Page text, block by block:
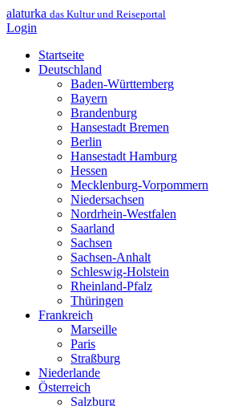
alaturka das Kultur und Reiseportal
Login
Startseite
Deutschland
Baden-Württemberg
Bayern
Brandenburg
Hansestadt Bremen
Berlin
Hansestadt Hamburg
Hessen
Mecklenburg-Vorpommern
Niedersachsen
Nordrhein-Westfalen
Saarland
Sachsen
Sachsen-Anhalt
Schleswig-Holstein
Rheinland-Pfalz
Thüringen
Frankreich
Marseille
Paris
Straßburg
Niederlande
Österreich
Salzburg